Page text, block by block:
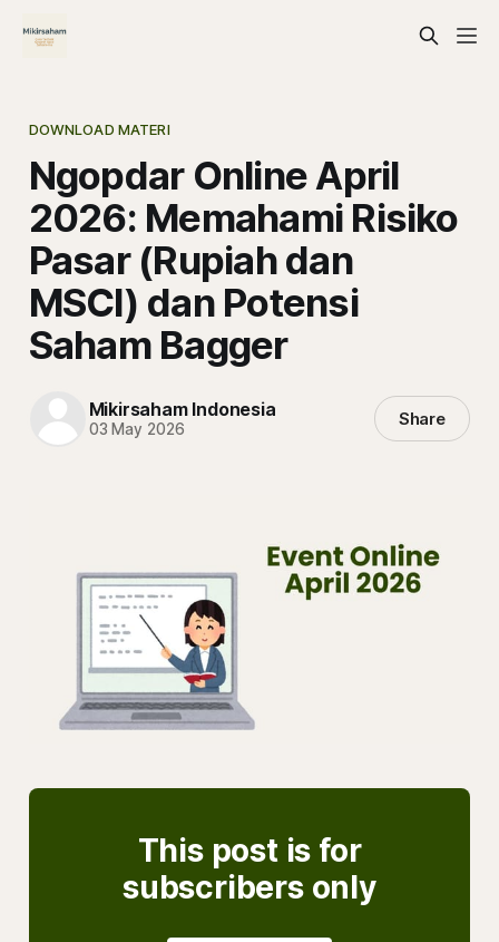
DOWNLOAD MATERI
Ngopdar Online April
2026: Memahami Risiko
Pasar (Rupiah dan
MSCI) dan Potensi
Saham Bagger
Mikirsaham Indonesia
03 May 2026 Share
This post is for
subscribers only